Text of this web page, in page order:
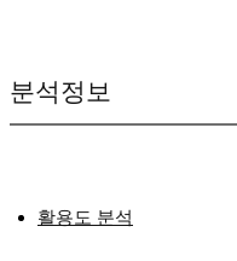
분석정보
활용도 분석